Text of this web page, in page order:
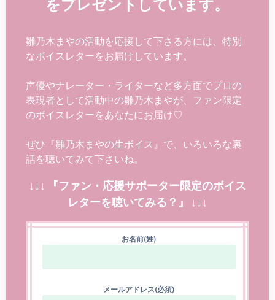
をプレゼントしています。
雛乃木まやの活動を応援して下さる方には、特別
なボイスレターをお届けしています。
声優やナレーター・ライターなど多方面でプロの
表現者として活動中の雛乃木まやが、ファン限定
のボイスレターをあなたにお届け♡
ぜひ『雛乃木まやの生ボイス』で、いろいろな裏
話を聴いてみて下さいね。
↓↓↓ 『ファン・応援サポーター限定のボイス
レターを聴いてみる？』 ↓↓↓
お名前(姓)
メールアドレス(必須)